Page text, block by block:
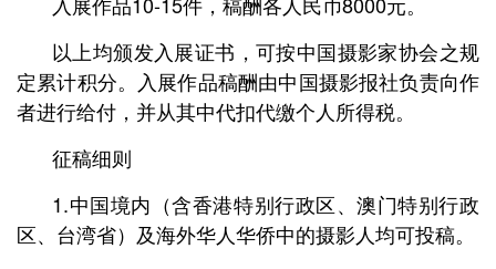
以上均颁发入展证书，可按中国摄影家协会之规
定累计积分。入展作品稿酬由中国摄影报社负责向作
者进行给付，并从其中代扣代缴个人所得税。
征稿细则
1.中国境内（含香港特别行政区、澳门特别行政
区、台湾省）及海外华人华侨中的摄影人均可投稿。